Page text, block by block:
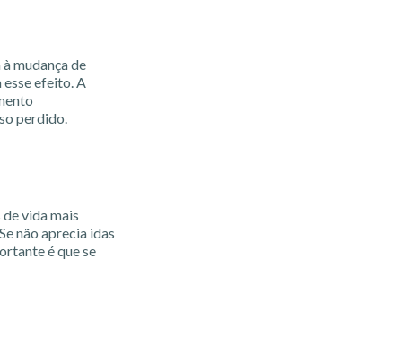
mudança de
efeito. A
perdido.
vida mais
não aprecia idas
é que se